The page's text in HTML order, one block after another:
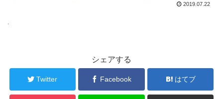
2019.07.22
シェアする
Twitter Facebook はてブ